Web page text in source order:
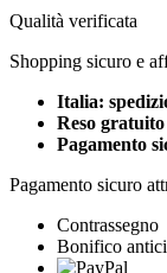
Qualità verificata
Shopping sicuro e
Italia:
Reso gratuito
Pagamento
Pagamento sicuro
Contrassegno
Bonifico